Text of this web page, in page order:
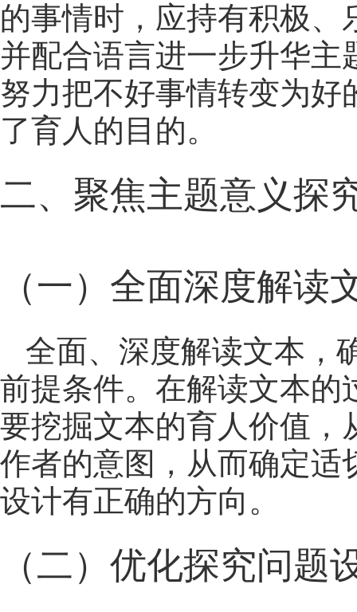
的事情时，应持有积极
并配合语言进一步升华
努力把不好事情转变为好
了育人的目的。
二、聚焦主题意义探
（一）全面深度解
全面、深度解读文本，
前提条件。在解读文本的
要挖掘文本的育人价值，
作者的意图，从而确定适
设计有正确的方向。
（二）优化探究问